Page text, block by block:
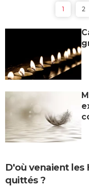
1 2
D'où venaient les
quittés ?